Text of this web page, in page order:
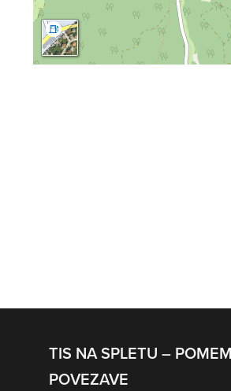
TIS NA SPLETU –
POVEZAVE